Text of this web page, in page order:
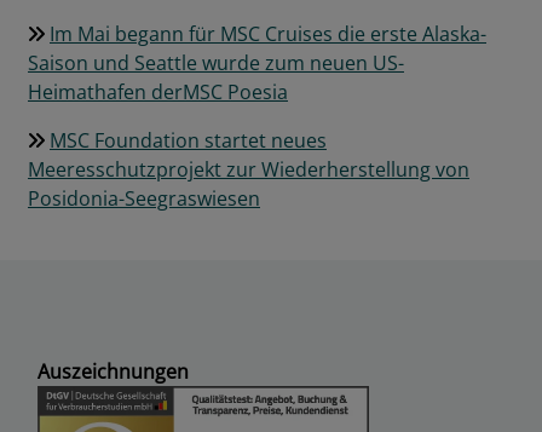
Im Mai begann für MSC Cruises die erste Alaska-
Saison und Seattle wurde zum neuen US-
Heimathafen derMSC Poesia
MSC Foundation startet neues
Meeresschutzprojekt zur Wiederherstellung von
Posidonia-Seegraswiesen
Auszeichnungen